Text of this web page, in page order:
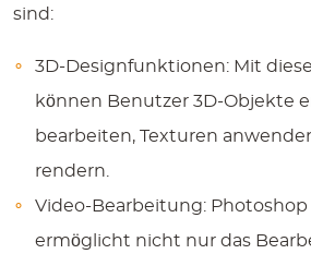
sind:
3D-Designfunktionen: Mit
können Benutzer 3D-Objekte
bearbeiten, Texturen
rendern.
Video-Bearbeitung: Photoshop
ermöglicht nicht nur das